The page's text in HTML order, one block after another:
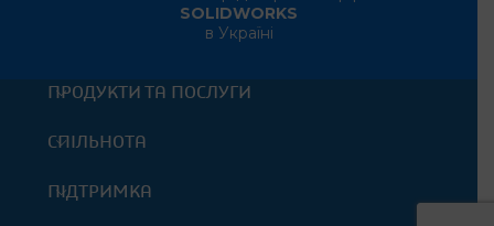
SOLIDWORKS
в Україні
ПРОДУКТИ ТА ПОСЛУГИ
СПІЛЬНОТА
ПІДТРИМКА